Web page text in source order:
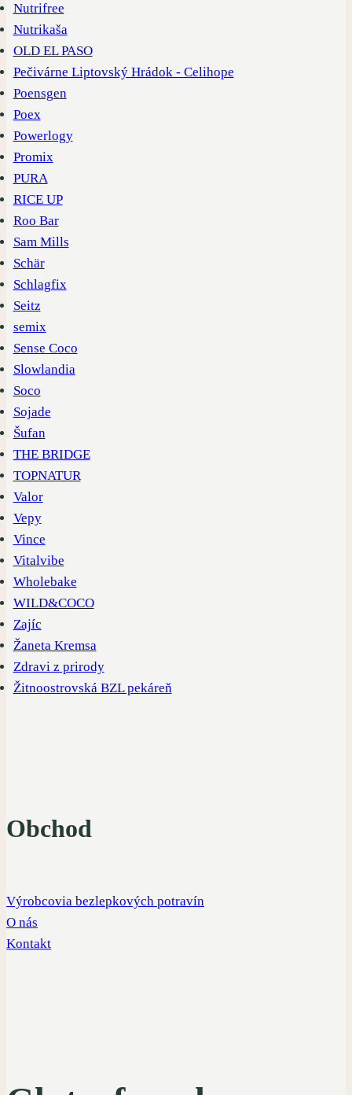
Nutrifree
Nutrikaša
OLD EL PASO
Pečivárne Liptovský Hrádok - Celihope
Poensgen
Poex
Powerlogy
Promix
PURA
RICE UP
Roo Bar
Sam Mills
Schär
Schlagfix
Seitz
semix
Sense Coco
Slowlandia
Soco
Sojade
Šufan
THE BRIDGE
TOPNATUR
Valor
Vepy
Vince
Vitalvibe
Wholebake
WILD&COCO
Zajíc
Žaneta Kremsa
Zdravi z prirody
Žitnoostrovská BZL pekáreň
Obchod
Výrobcovia bezlepkových potravín
O nás
Kontakt